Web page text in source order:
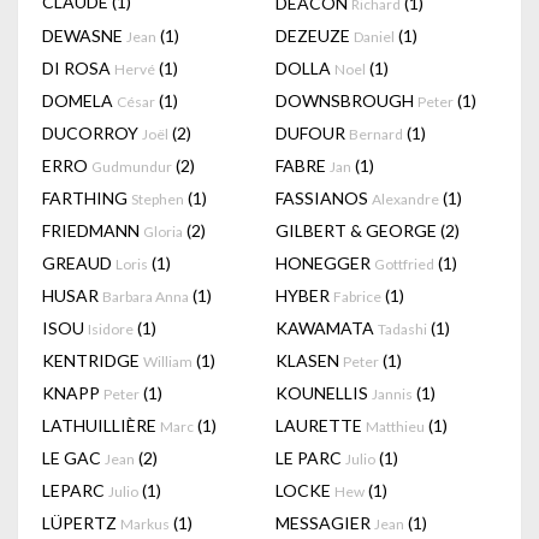
Richard
DEWASNE Jean (1) DEZEUZE Daniel (1)
DI ROSA Hervé (1) DOLLA Noel (1)
DOMELA César (1) DOWNSBROUGH Peter (1)
DUCORROY Joël (2) DUFOUR Bernard (1)
ERRO Gudmundur (2) FABRE Jan (1)
FARTHING Stephen (1) FASSIANOS Alexandre (1)
FRIEDMANN Gloria (2) GILBERT & GEORGE (2)
GREAUD Loris (1) HONEGGER Gottfried (1)
HUSAR Barbara Anna (1) HYBER Fabrice (1)
ISOU Isidore (1) KAWAMATA Tadashi (1)
KENTRIDGE William (1) KLASEN Peter (1)
KNAPP Peter (1) KOUNELLIS Jannis (1)
LATHUILLIÈRE Marc (1) LAURETTE Matthieu (1)
LE GAC Jean (2) LE PARC Julio (1)
LEPARC Julio (1) LOCKE Hew (1)
LÜPERTZ Markus (1) MESSAGIER Jean (1)